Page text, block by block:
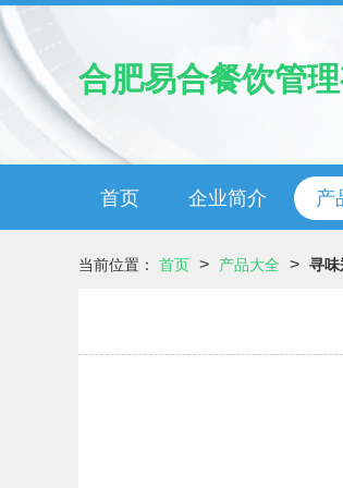
合肥易合餐饮管
首页 企业简介 产
当前位置： 首页 > 产品大全 > 寻味